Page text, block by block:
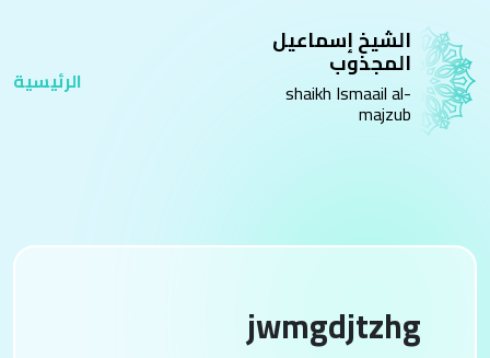
الشيخ إسماعيل
المجذوب
shaikh Ismaail al-
majzub
الرئيسية
jwmgdjtzhg